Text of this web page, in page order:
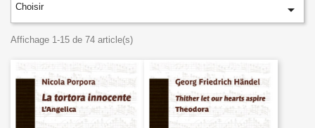
Choisir 
Affichage 1-15 de 74 article(s)